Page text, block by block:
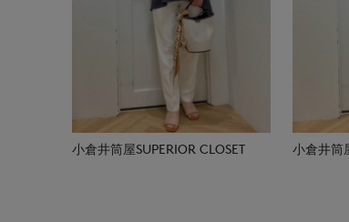
小倉井筒屋SUPERIOR CLOSET 小倉井筒